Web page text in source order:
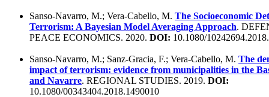
Sanso-Navarro, M.; Vera-Cabello, M. The Socioeconomic
Terrorism: A Bayesian Model Averaging Approach.
PEACE ECONOMICS. 2020. DOI: 10.1080/
Sanso-Navarro, M.; Sanz-Gracia, F.; Vera-Cabello, M. The
impact of terrorism: evidence from municipalities in the
and Navarre. REGIONAL STUDIES. 2019. DOI:
10.1080/00343404.2018.1490010